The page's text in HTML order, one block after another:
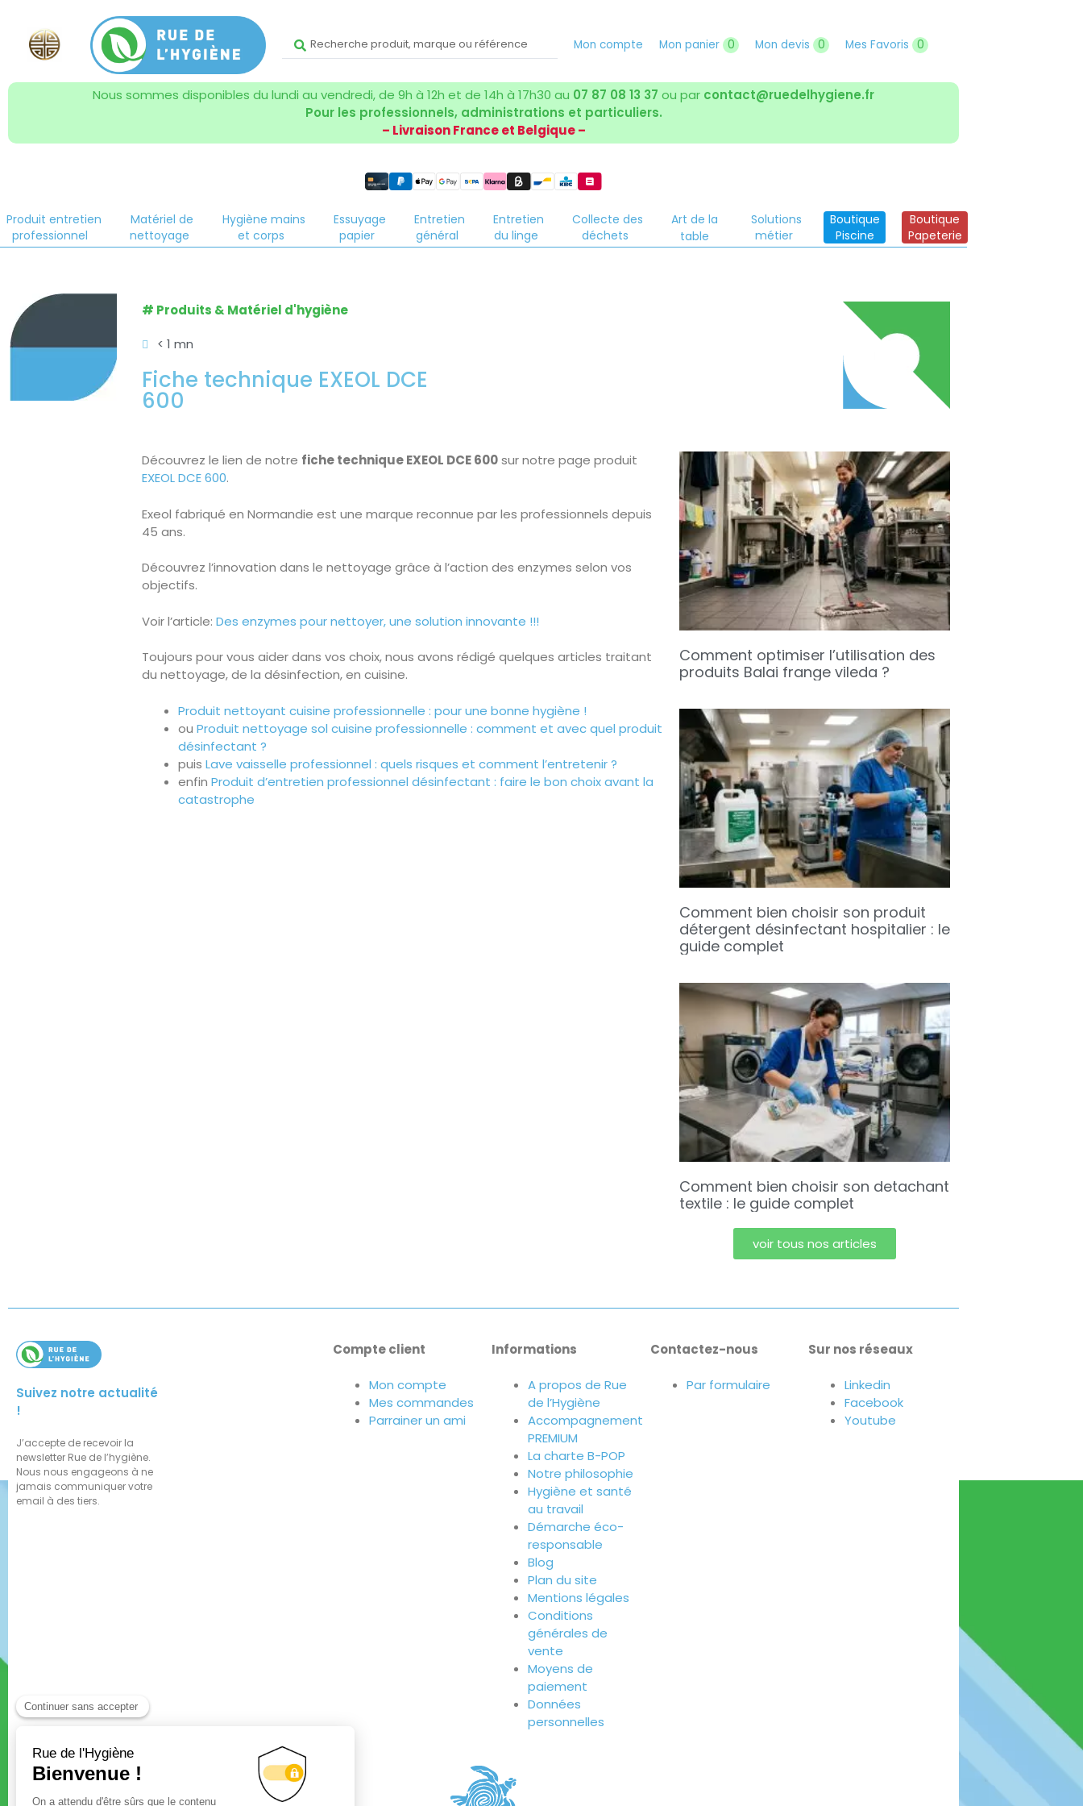
Mon compte Mon panier 0 Mon devis 0 Mes Favoris 0
Nous sommes disponibles du lundi au vendredi, de 9h à 12h et de 14h à 17h30 au 07 87 08 13 37 ou par contact@ruedelhygiene.fr
Pour les professionnels, administrations et particuliers.
– Livraison France et Belgique –
Produit entretien
professionnel
Matériel de
nettoyage
Hygiène mains
et corps
Essuyage
papier
Entretien
général
Entretien
du linge
Collecte des
déchets
Art de la
table
Solutions
métier
Boutique
Piscine
Boutique
Papeterie
# Produits & Matériel d'hygiène
< 1 mn
Fiche technique EXEOL DCE
600
Découvrez le lien de notre fiche technique EXEOL DCE 600sur notre page produit
EXEOL DCE 600.
Exeol fabriqué en Normandie est une marque reconnue par les professionnels depuis
45 ans.
Découvrez l’innovation dans le nettoyage grâce à l’action des enzymes selon vos
objectifs.
Voir l’article: Des enzymes pour nettoyer, une solution innovante !!!
Toujours pour vous aider dans vos choix, nous avons rédigé quelques articles traitant
du nettoyage, de la désinfection, en cuisine.
Produit nettoyant cuisine professionnelle : pour une bonne hygiène !
ou Produit nettoyage sol cuisine professionnelle : comment et avec quel produit
désinfectant ?
puis Lave vaisselle professionnel : quels risques et comment l’entretenir ?
enfin Produit d’entretien professionnel désinfectant : faire le bon choix avant la
catastrophe
Comment optimiser l’utilisation des
produits Balai frange vileda ?
Comment bien choisir son produit
détergent désinfectant hospitalier : le
guide complet
Comment bien choisir son detachant
textile : le guide complet
voir tous nos articles
Suivez notre actualité
!
J’accepte de recevoir la
newsletter Rue de l’hygiène.
Nous nous engageons à ne
jamais communiquer votre
email à des tiers.
Compte client
Mon compte
Mes commandes
Parrainer un ami
Informations
A propos de Rue
de l’Hygiène
Accompagnement
PREMIUM
La charte B-POP
Notre philosophie
Hygiène et santé
au travail
Démarche éco-
responsable
Blog
Plan du site
Mentions légales
Conditions
générales de
vente
Moyens de
paiement
Données
personnelles
Contactez-nous
Par formulaire
Sur nos réseaux
Linkedin
Facebook
Youtube